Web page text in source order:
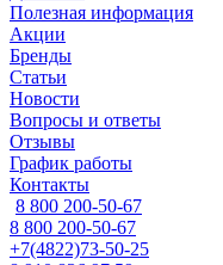
Полезная информация
Акции
Бренды
Статьи
Новости
Вопросы и ответы
Отзывы
График работы
Контакты
8 800 200-50-67
8 800 200-50-67
+7(4822)73-50-25